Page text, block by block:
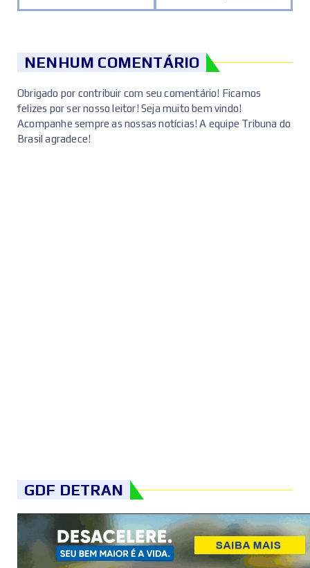
NENHUM COMENTÁRIO
Obrigado por contribuir com seu comentário! Ficamos
felizes por ser nosso leitor! Seja muito bem vindo!
Acompanhe sempre as nossas notícias! A equipe Tribuna do
Brasil agradece!
GDF DETRAN